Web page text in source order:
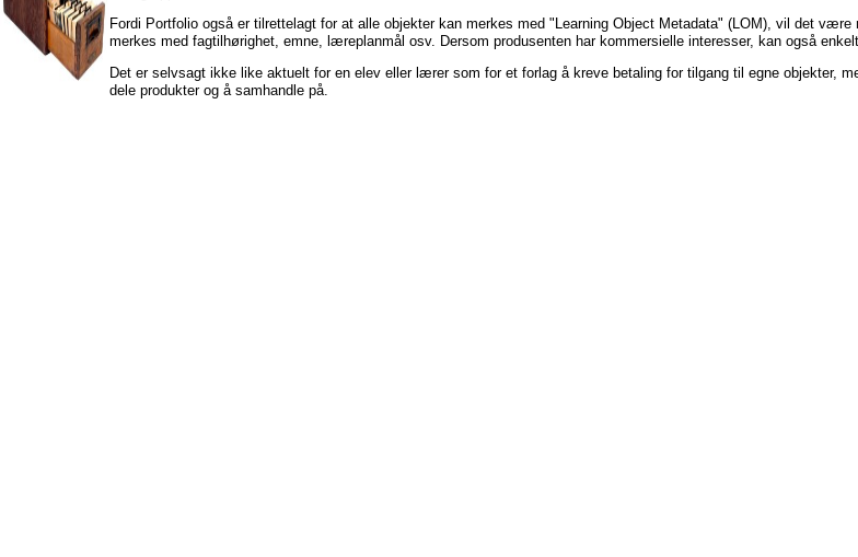
Fordi Portfolio også er tilrettelagt for at alle objekter kan merkes med "Learning Object Metadata" (LOM), vil det
merkes med fagtilhørighet, emne, læreplanmål osv. Dersom produsenten har kommersielle interesser, kan også
Det er selvsagt ikke like aktuelt for en elev eller lærer som for et forlag å kreve betaling for tilgang til egne objekter,
dele produkter og å samhandle på.